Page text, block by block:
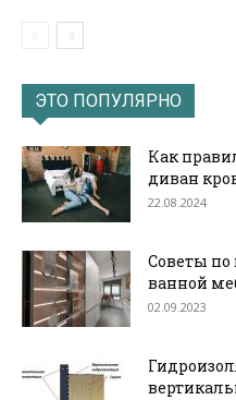
ЭТО ПОПУЛЯРНО
Как
диван
22.08.2024
Советы
ванной
02.09.2023